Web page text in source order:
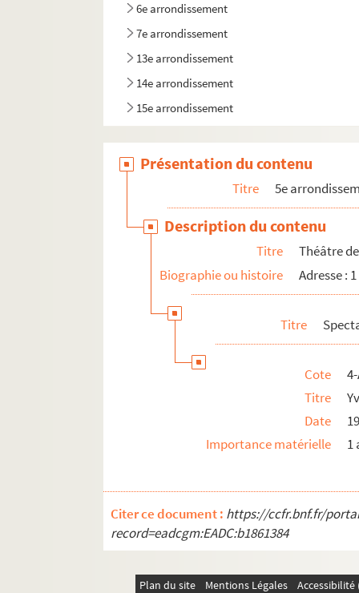
6e arrondissement
7e arrondissement
13e arrondissement
14e arrondissement
15e arrondissement
Présentation du contenu
Titre 5e
Description du contenu
Titre
Théâtre
Biographie ou histoire
Adresse :
Titre
Cote
Titre
Date
Importance matérielle
1
Citer ce document : https://ccfr.bnf.fr/
record=eadcgm:EADC:b1861384
Plan du site Mentions Légales